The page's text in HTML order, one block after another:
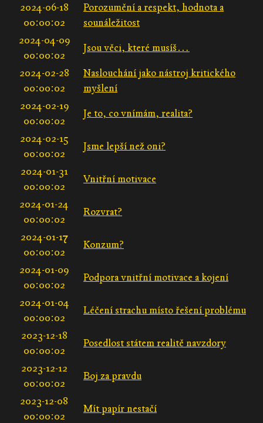
2024-06-18
00:00:02
Porozumění a respekt, hodnota a
sounáležitost
2024-04-09
00:00:02
Jsou věci, které musíš…
2024-02-28
00:00:02
Naslouchání jako nástroj kritického
myšlení
2024-02-19
00:00:02
Je to, co vnímám, realita?
2024-02-15
00:00:02
Jsme lepší než oni?
2024-01-31
00:00:02
Vnitřní motivace
2024-01-24
00:00:02
Rozvrat?
2024-01-17
00:00:02
Konzum?
2024-01-09
00:00:02
Podpora vnitřní motivace a kojení
2024-01-04
00:00:02
Léčení strachu místo řešení problému
2023-12-18
00:00:02
Posedlost státem realitě navzdory
2023-12-12
00:00:02
Boj za pravdu
2023-12-08
00:00:02
Mít papír nestačí